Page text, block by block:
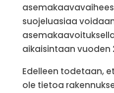
suojeluasiaa
aikaisintaan vuoden
Edelleen todetaan,
ole tietoa